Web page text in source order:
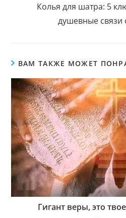
Колья для шатра: 5
душевные
ВАМ ТАКЖЕ МОЖЕТ
Гигант веры, это